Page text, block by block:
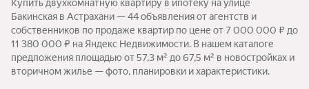
Купить двухкомнатную квартиру в ипотеку на улице
Бакинская в Астрахани — 44 объявления от агентств и
собственников по продаже квартир по цене от 7 000 000 ₽ до
11 380 000 ₽ на Яндекс Недвижимости. В нашем каталоге
предложения площадью от 57,3 м² до 67,5 м² в новостройках и
вторичном жилье — фото, планировки и характеристики.